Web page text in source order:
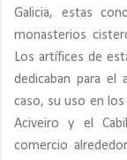
Galicia, estas
monasterios
Los artífices de
dedicaban para el
caso, su uso en
Aciveiro y el
comercio